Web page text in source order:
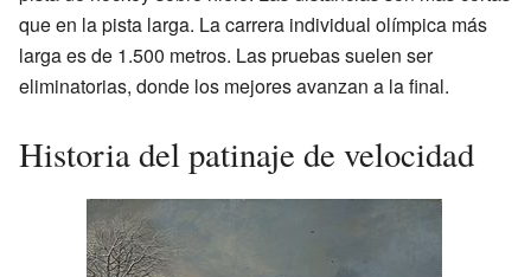
que en la pista larga. La carrera individual olímpica más
larga es de 1.500 metros. Las pruebas suelen ser
eliminatorias, donde los mejores avanzan a la final.
Historia del patinaje de velocidad